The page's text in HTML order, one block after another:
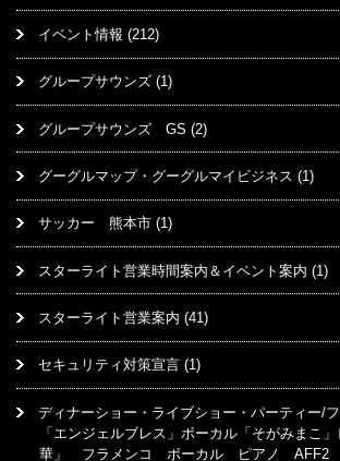
イベント情報 (212)
グループサウンズ (1)
グループサウンズ GS (2)
グーグルマップ・グーグルマイビジネス (1)
サッカー 熊本市 (1)
スターライト営業時間案内＆イベント案内 (1)
スターライト営業案内 (41)
セキュリティ対策宣言 (1)
ディナーショー・ライブショー・パーティー/
「エンジェルブレス」ボーカル「そがみまこ
華」 フラメンコ ボーカル ピアノ